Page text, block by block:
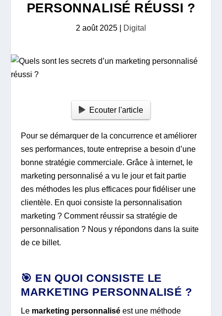
PERSONNALISÉ RÉUSSI ?
2 août 2025 Digital
Ecouter l'article
Pour se démarquer de la concurrence et améliorer
ses performances, toute entreprise a besoin d’une
bonne stratégie commerciale. Grâce à internet, le
marketing personnalisé a vu le jour et fait partie
des méthodes les plus efficaces pour fidéliser une
clientèle. En quoi consiste la personnalisation
marketing ? Comment réussir sa stratégie de
personnalisation ? Nous y répondons dans la suite
de ce billet.
🎯 EN QUOI CONSISTE LE
MARKETING PERSONNALISÉ ?
Le marketing personnalisé est une méthode